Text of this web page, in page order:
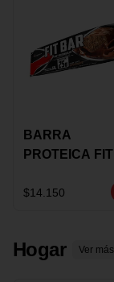
BARRA
PROTEICA FIT
CHOCOLATE X
$14.150
Hogar Ver más